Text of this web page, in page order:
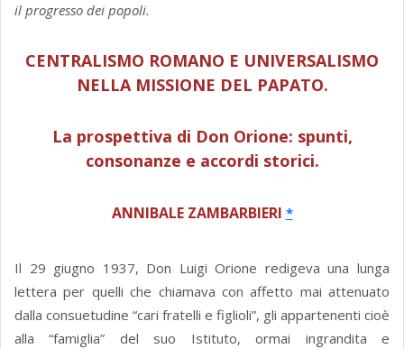
il progresso dei popoli.
CENTRALISMO ROMANO E UNIVERSALISMO
NELLA MISSIONE DEL PAPATO.
La prospettiva di Don Orione: spunti,
consonanze e accordi storici.
ANNIBALE ZAMBARBIERI *
Il 29 giugno 1937, Don Luigi Orione redigeva una lunga
lettera per quelli che chiamava con affetto mai attenuato
dalla consuetudine “cari fratelli e figlioli”, gli appartenenti cioè
alla “famiglia” del suo Istituto, ormai ingrandita e